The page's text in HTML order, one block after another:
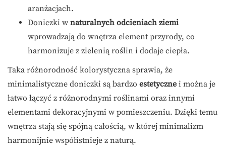
aranżacjach.
Doniczki w naturalnych odcieniach ziemi
wprowadzają do wnętrza element przyrody, co
harmonizuje z zielenią roślin i dodaje ciepła.
Taka różnorodność kolorystyczna sprawia, że
minimalistyczne doniczki są bardzo estetyczne i można je
łatwo łączyć z różnorodnymi roślinami oraz innymi
elementami dekoracyjnymi w pomieszczeniu. Dzięki temu
wnętrza stają się spójną całością, w której minimalizm
harmonijnie współistnieje z naturą.